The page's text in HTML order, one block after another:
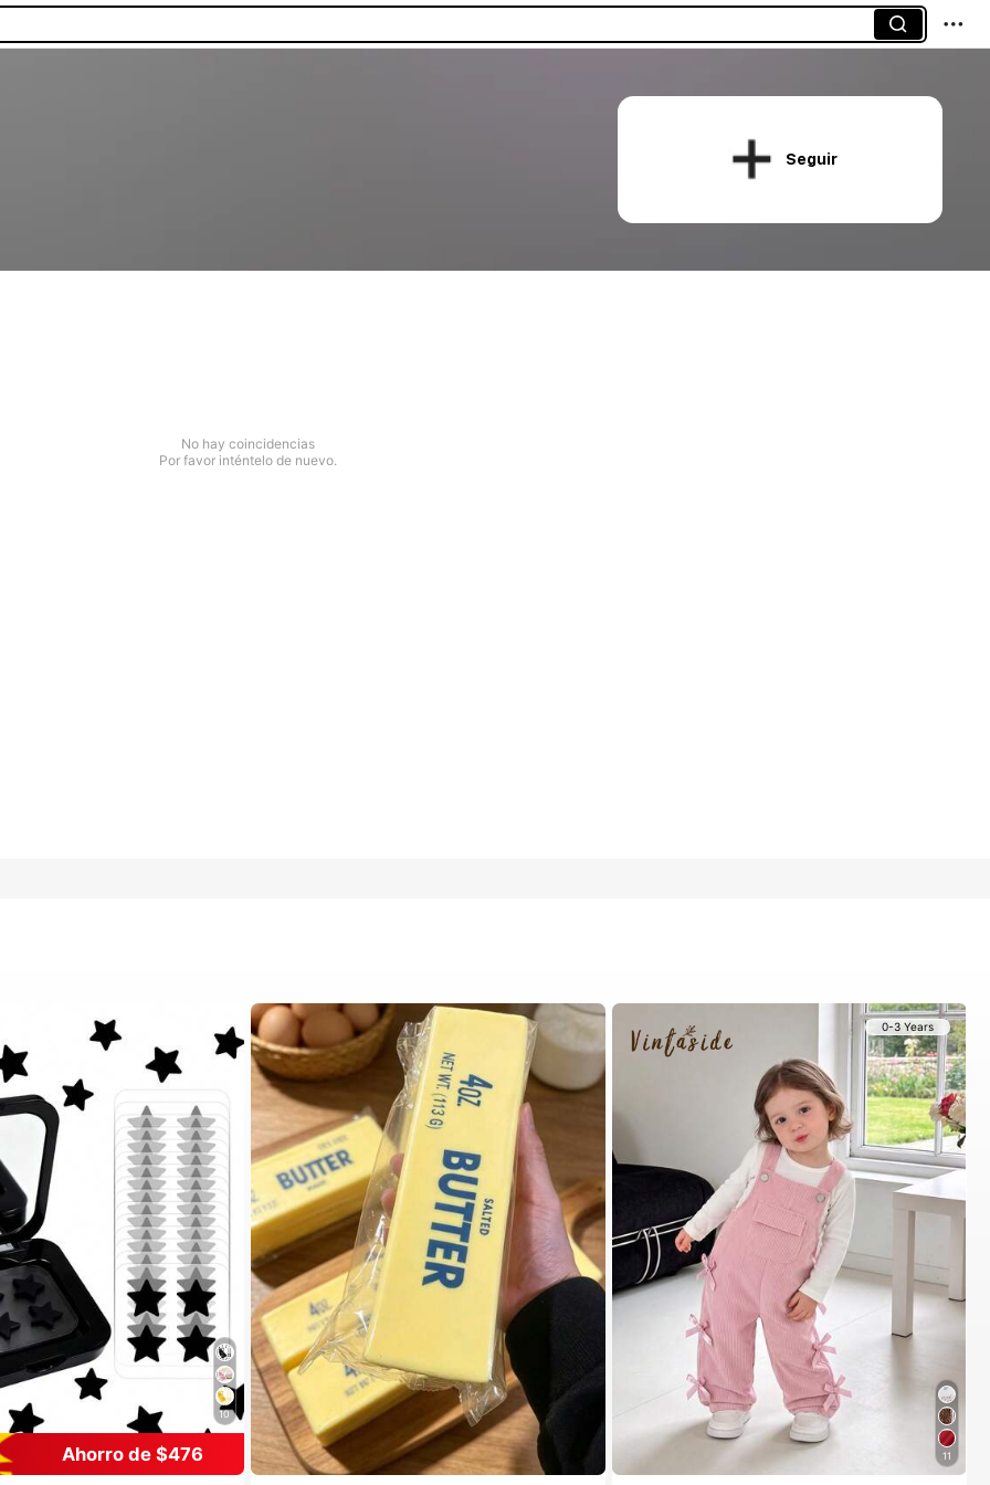
Seguir
No hay coincidencias
Por favor inténtelo de nuevo.
10
Ahorro de $476
0-3 Years
11